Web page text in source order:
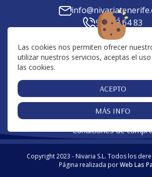
Las cookies nos permiten ofrecer
utilizar nuestros servicios, aceptas el
las cookies.
ACEPTO
MÁS INFO
922 73 64 83
C. Tilena, 23, 38639, Las
Tenerife
Av. San Francisco, 10, 38650, Los
Centro Comercial San Blas,
Santa Cruz de
Cookies|Aviso Legal|Política de
Condiciones de
Copyright 2023 - Nivaria S.L. Todos los
Página realizada porWeb Las